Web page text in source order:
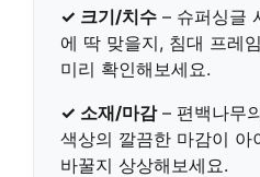
✓ 크기/치수 – 슈퍼싱글
에 딱 맞을지, 침대 프레
미리 확인해보세요.
✓ 소재/마감– 편백나무
색상의 깔끔한 마감이 아
바꿀지 상상해보세요.